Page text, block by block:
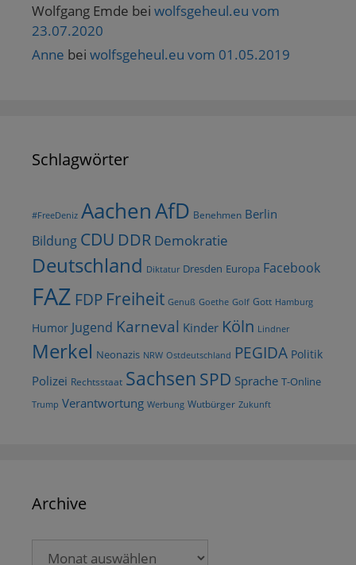
Wolfgang Emde bei wolfsgeheul.eu vom
23.07.2020
Anne bei wolfsgeheul.eu vom 01.05.2019
Schlagwörter
#FreeDeniz AachenAfD Benehmen Berlin
Bildung CDU DDR Demokratie
Deutschland Diktatur Dresden Europa Facebook
FAZ FDP Freiheit Genuß Goethe Golf Gott Hamburg
Humor Jugend Karneval Kinder Köln Lindner
Merkel Neonazis NRW Ostdeutschland PEGIDA Politik
Polizei Rechtsstaat Sachsen SPD Sprache T-Online
Trump Verantwortung Werbung Wutbürger Zukunft
Archive